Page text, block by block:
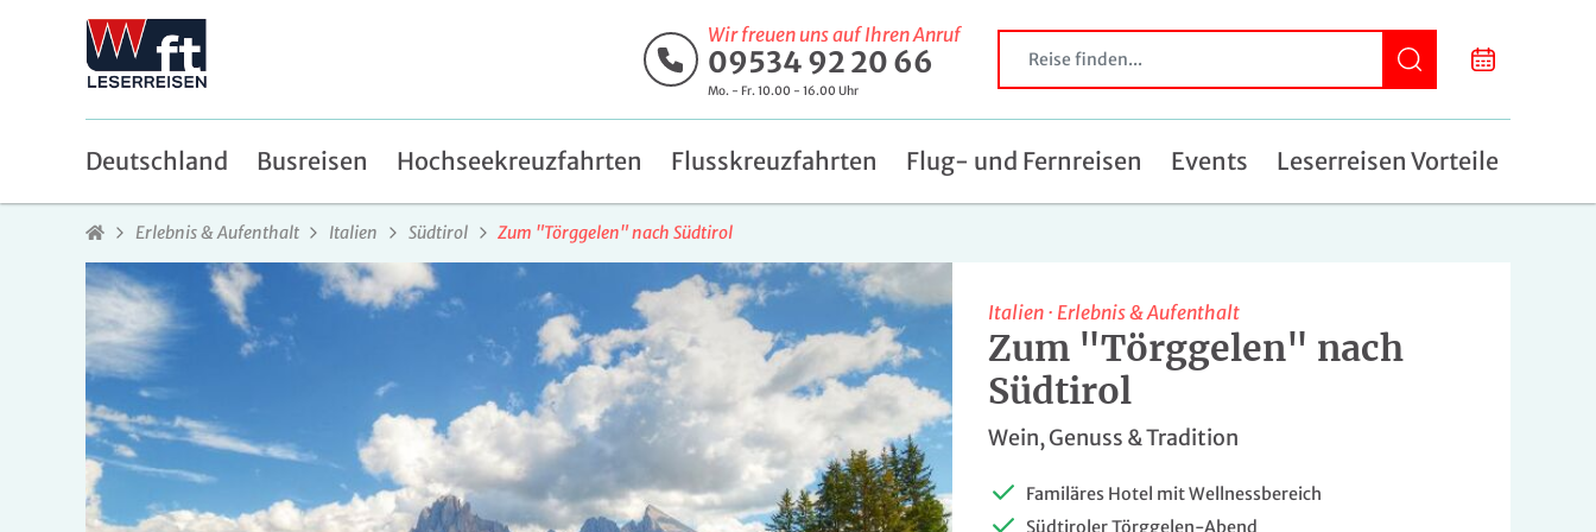
Wir freuen uns auf Ihren Anruf
09534 92 20 66
Mo. - Fr. 10.00 - 16.00 Uhr
Deutschland Busreisen Hochseekreuzfahrten Flusskreuzfahrten Flug- und Fernreisen Events Leserreisen Vorteile
Erlebnis & Aufenthalt Italien Südtirol Zum "Törggelen" nach Südtirol
Italien · Erlebnis & Aufenthalt
Zum "Törggelen" nach
Südtirol
Wein, Genuss & Tradition
Familäres Hotel mit Wellnessbereich
Südtiroler Törggelen-Abend